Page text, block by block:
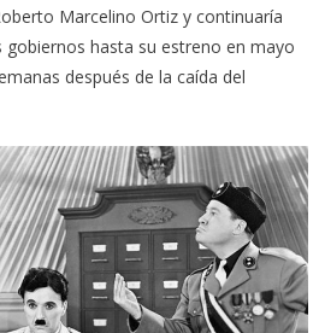
Marcelino Ortiz y continuaría
hasta su estreno en mayo
después de la caída del